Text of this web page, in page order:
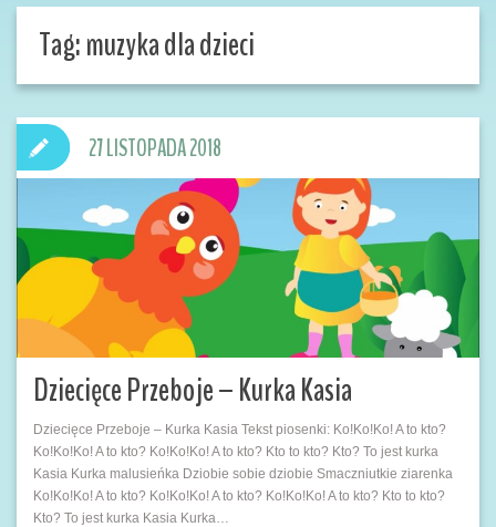
Tag:muzyka dla dzieci
Dziecięce Przeboje – Kurka Kasia
Dziecięce Przeboje – Kurka Kasia Tekst piosenki: Ko!Ko!Ko! A to kto?
Ko!Ko!Ko! A to kto? Ko!Ko!Ko! A to kto? Kto to kto? Kto? To jest kurka
Kasia Kurka malusieńka Dziobie sobie dziobie Smaczniutkie ziarenka
Ko!Ko!Ko! A to kto? Ko!Ko!Ko! A to kto? Ko!Ko!Ko! A to kto? Kto to kto?
Kto? To jest kurka Kasia Kurka…
27 LISTOPADA 2018